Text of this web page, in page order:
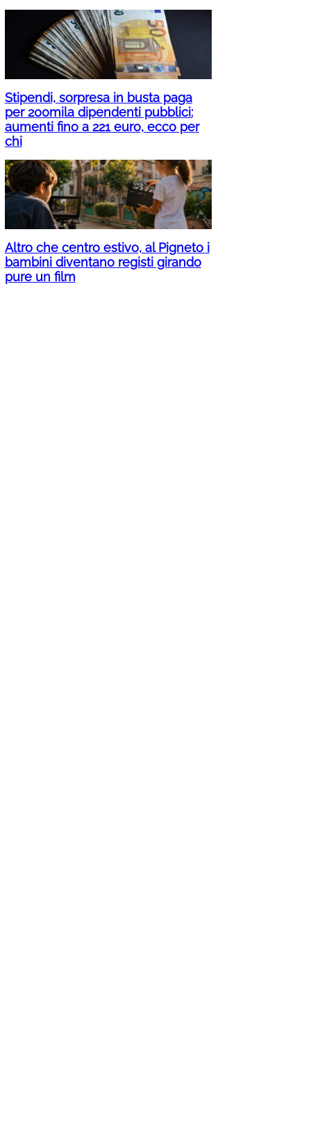
Stipendi, sorpresa in busta paga
per 200mila dipendenti pubblici:
aumenti fino a 221 euro, ecco per
chi
Altro che centro estivo, al Pigneto i
bambini diventano registi girando
pure un film